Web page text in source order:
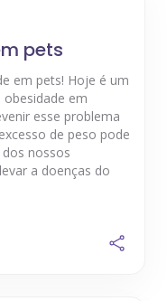
pets
em pets! Hoje é um
em
esse problema
de peso pode
nossos
a doenças do